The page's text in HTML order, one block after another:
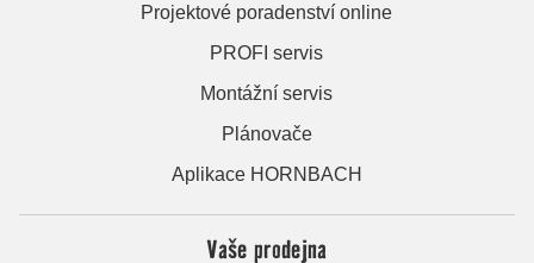
Projektové poradenství online
PROFI servis
Montážní servis
Plánovače
Aplikace HORNBACH
Vaše prodejna